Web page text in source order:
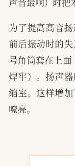
为了提高高音
前后振动时的
号角筒套在上
焊牢）。扬声
缩室。这样增
嘹亮。